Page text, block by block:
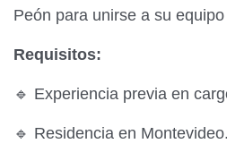
Peón para unirse a su
Requisitos:
🔹 Experiencia previa en
🔹 Residencia en Montevideo.